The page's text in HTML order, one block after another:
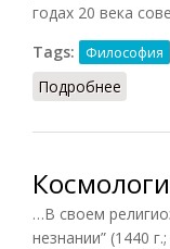
годах 20 века
Tags:
Философия
Подробнее
…В своем
незнании” (1440